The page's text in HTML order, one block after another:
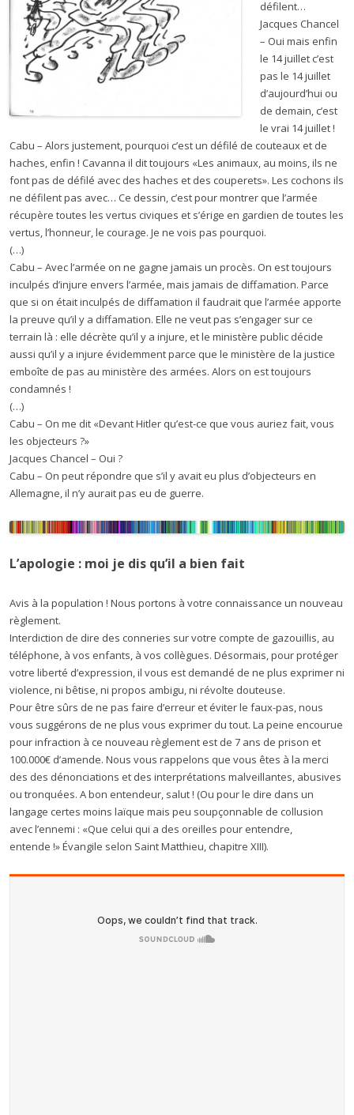
défilent…
Jacques Chancel
– Oui mais enfin
le 14 juillet c’est
pas le 14 juillet
d’aujourd’hui ou
de demain, c’est
le vrai 14 juillet !
Cabu – Alors justement, pourquoi c’est un défilé de couteaux et de
haches, enfin ! Cavanna il dit toujours «Les animaux, au moins, ils ne
font pas de défilé avec des haches et des couperets». Les cochons ils
ne défilent pas avec… Ce dessin, c’est pour montrer que l’armée
récupère toutes les vertus civiques et s’érige en gardien de toutes les
vertus, l’honneur, le courage. Je ne vois pas pourquoi.
(…)
Cabu – Avec l’armée on ne gagne jamais un procès. On est toujours
inculpés d’injure envers l’armée, mais jamais de diffamation. Parce
que si on était inculpés de diffamation il faudrait que l’armée apporte
la preuve qu’il y a diffamation. Elle ne veut pas s’engager sur ce
terrain là : elle décrète qu’il y a injure, et le ministère public décide
aussi qu’il y a injure évidemment parce que le ministère de la justice
emboîte de pas au ministère des armées. Alors on est toujours
condamnés !
(…)
Cabu – On me dit «Devant Hitler qu’est-ce que vous auriez fait, vous
les objecteurs ?»
Jacques Chancel – Oui ?
Cabu – On peut répondre que s’il y avait eu plus d’objecteurs en
Allemagne, il n’y aurait pas eu de guerre.
L’apologie : moi je dis qu’il a bien fait
Avis à la population ! Nous portons à votre connaissance un nouveau
règlement.
Interdiction de dire des conneries sur votre compte de gazouillis, au
téléphone, à vos enfants, à vos collègues. Désormais, pour protéger
votre liberté d’expression, il vous est demandé de ne plus exprimer ni
violence, ni bêtise, ni propos ambigu, ni révolte douteuse.
Pour être sûrs de ne pas faire d’erreur et éviter le faux-pas, nous
vous suggérons de ne plus vous exprimer du tout. La peine encourue
pour infraction à ce nouveau règlement est de 7 ans de prison et
100.000€ d’amende. Nous vous rappelons que vous êtes à la merci
des des dénonciations et des interprétations malveillantes, abusives
ou tronquées. A bon entendeur, salut ! (Ou pour le dire dans un
langage certes moins laïque mais peu soupçonnable de collusion
avec l’ennemi : «Que celui qui a des oreilles pour entendre,
entende !» Évangile selon Saint Matthieu, chapitre XIII).